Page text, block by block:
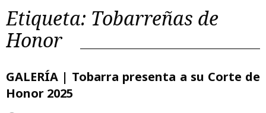
Etiqueta: Tobarreñas de
Honor
GALERÍA | Tobarra presenta a su Corte de
Honor 2025